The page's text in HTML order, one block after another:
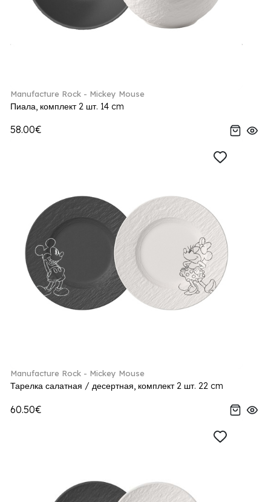
Manufacture Rock - Mickey Mouse
Пиала, комплект 2 шт. 14 cm
58.00€
Manufacture Rock - Mickey Mouse
Тарелка салатная / десертная, комплект 2 шт. 22 cm
60.50€